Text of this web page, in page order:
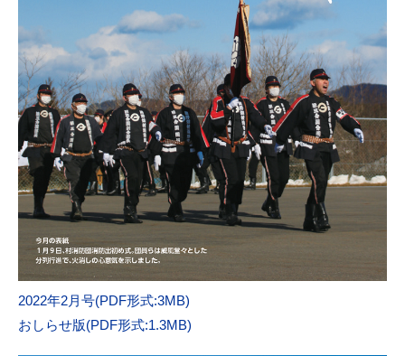
2022年2月号(PDF形式:3MB)
おしらせ版(PDF形式:1.3MB)